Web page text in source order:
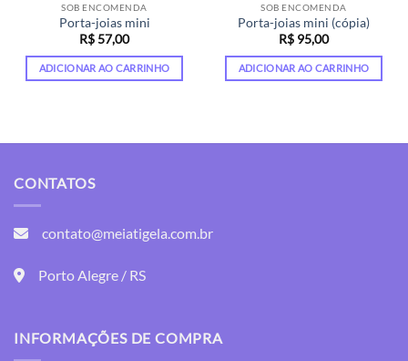
SOB ENCOMENDA
Porta-joias mini
R$57,00
ADICIONAR AO CARRINHO
SOB ENCOMENDA
Porta-joias mini (cópia)
R$ 95,00
ADICIONAR AO CARRINHO
CONTATOS
contato@meiatigela.com.br
Porto Alegre / RS
INFORMAÇÕES DE COMPRA